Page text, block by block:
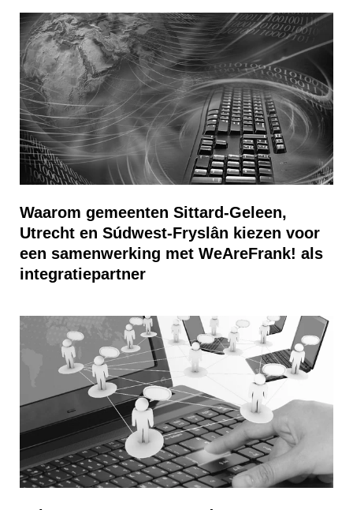
Waarom gemeenten Sittard-Geleen,
Utrecht en Súdwest-Fryslân kiezen voor
een samenwerking met WeAreFrank! als
integratiepartner